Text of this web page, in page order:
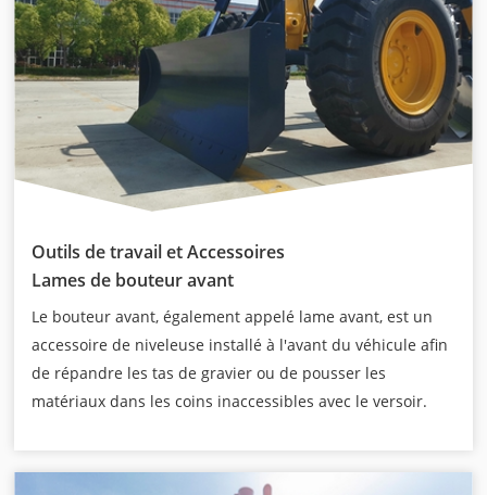
Outils de travail et Accessoires
Lames de bouteur avant
Le bouteur avant, également appelé lame avant, est un
accessoire de niveleuse installé à l'avant du véhicule afin
de répandre les tas de gravier ou de pousser les
matériaux dans les coins inaccessibles avec le versoir.